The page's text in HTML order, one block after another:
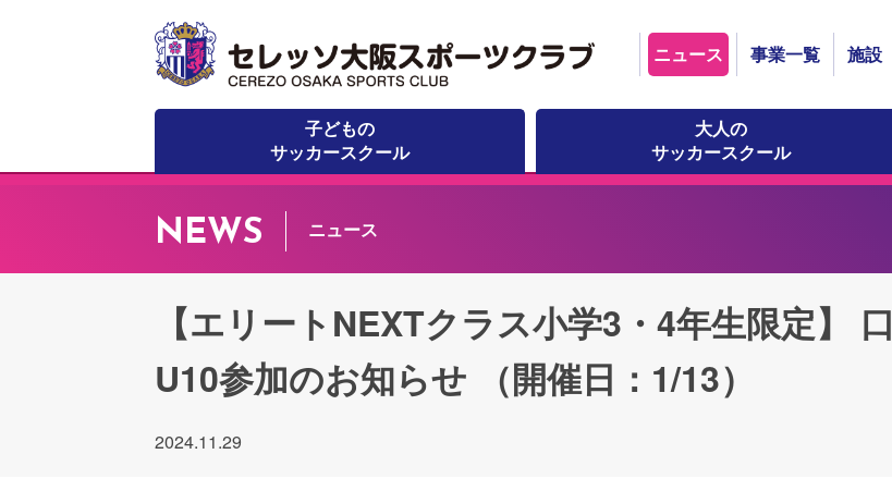
ニュース 事業一覧 施設
子どもの
サッカースクール
大人の
サッカースクール
NEWS ニュース
【エリートNEXTクラス小学3・4年生限定】
U10参加のお知らせ （開催日：1/13）
2024.11.29